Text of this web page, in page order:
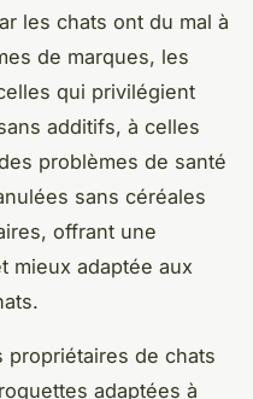
les chats ont du mal à
de marques, les
qui privilégient
additifs, à celles
problèmes de santé
sans céréales
offrant une
mieux adaptée aux
propriétaires de chats
adaptées à